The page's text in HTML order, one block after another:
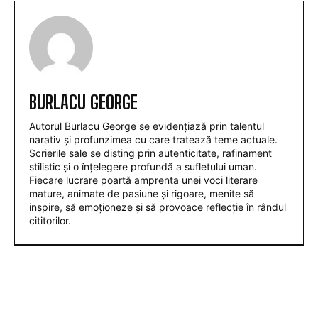
BURLACU GEORGE
Autorul Burlacu George se evidențiază prin talentul
narativ și profunzimea cu care tratează teme actuale.
Scrierile sale se disting prin autenticitate, rafinament
stilistic și o înțelegere profundă a sufletului uman.
Fiecare lucrare poartă amprenta unei voci literare
mature, animate de pasiune și rigoare, menite să
inspire, să emoționeze și să provoace reflecție în rândul
cititorilor.